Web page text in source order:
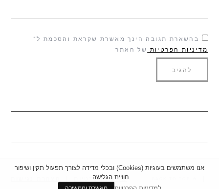
בהשארת תגובה הינך מאשרת שקראת והסכמת ל־
מדיניות הפרטיות
של האתר
מדיניות פרטיות
אנו משתמשים בעוגיות (Cookies) ובכלי מדידה לצורך תפעול תקין ושיפור
חוויית הגלישה.